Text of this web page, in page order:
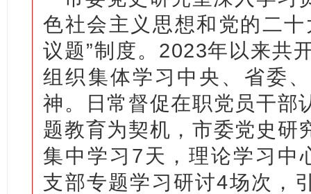
色社会主义思想和党的二
议题”制度。2023年以来共
组织集体学习中央、省委
神。日常督促在职党员干部
题教育为契机，市委党史研
集中学习7天，理论学习中
支部专题学习研讨4场次，